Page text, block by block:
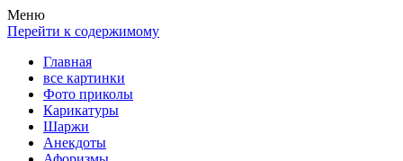
Весела хата — прикольные картинки, смешные истории,
клипы!
Покажем всем ваши фото приколы, карикатуры, шаржи, стихи,
рассказы, видео и песни!
Меню
Перейти к содержимому
Главная
все картинки
Фото приколы
Карикатуры
Шаржи
Анекдоты